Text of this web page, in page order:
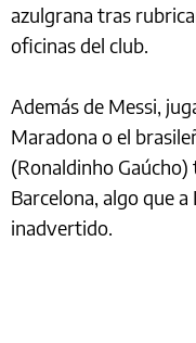
azulgrana tras
oficinas del club.
Además de Messi,
Maradona o el
(Ronaldinho
Barcelona, algo que
inadvertido.